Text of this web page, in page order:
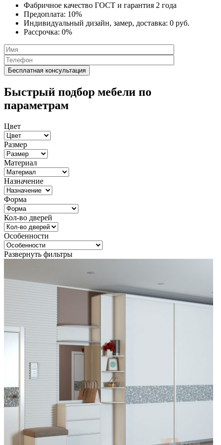
Фабричное качество ГОСТ и гарантия 2 года
Предоплата: 10%
Индивидуальный дизайн, замер, доставка: 0 руб.
Рассрочка: 0%
Быстрый подбор мебели по
параметрам
Цвет
Размер
Материал
Назначение
Форма
Кол-во дверей
Особенности
Развернуть фильтры